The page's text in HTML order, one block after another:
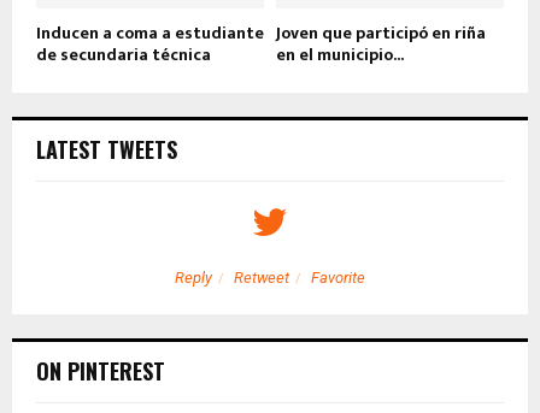
Inducen a coma a estudiante
de secundaria técnica
Joven que participó en riña
en el municipio...
LATEST TWEETS
Reply Retweet Favorite
ON PINTEREST